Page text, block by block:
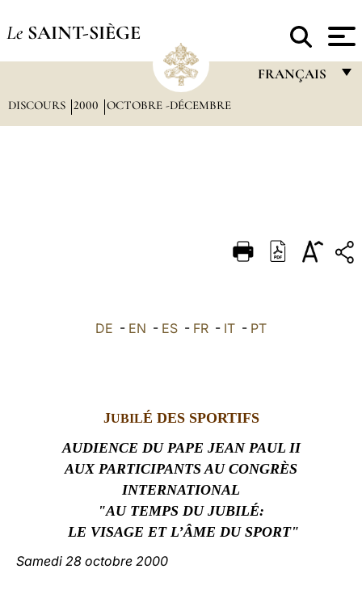
Le SAINT-SIÈGE
FRANÇAIS
DEUTSCH
العربيّة
DISCOURS 2000 OCTOBRE -DÉCEMBRE
DE - EN - ES - FR - IT - PT
JUBILÉ DES SPORTIFS
AUDIENCE DU PAPE JEAN PAUL II
AUX PARTICIPANTS AU CONGRÈS
INTERNATIONAL
"AU TEMPS DU JUBILÉ:
LE VISAGE ET L’ÂME DU SPORT"
Samedi 28 octobre 2000